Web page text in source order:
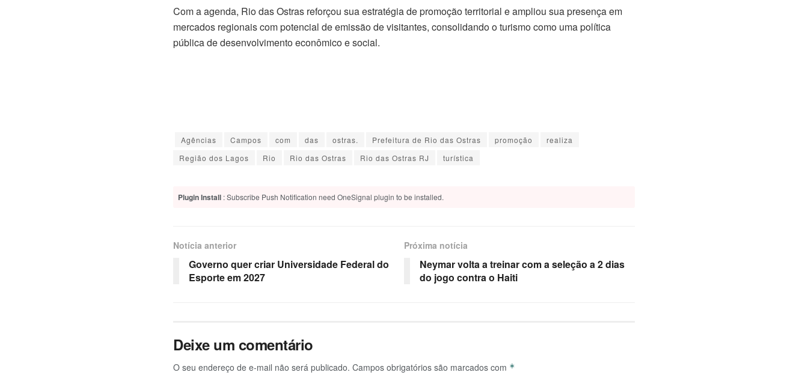
Com a agenda, Rio das Ostras reforçou sua estratégia de promoção territorial e ampliou sua presença em
mercados regionais com potencial de emissão de visitantes, consolidando o turismo como uma política
pública de desenvolvimento econômico e social.
Agências Campos com das ostras. Prefeitura de Rio das Ostras promoção
realiza
Região dos Lagos
Rio Rio das Ostras Rio das Ostras RJ turística
Plugin Install : Subscribe Push Notification need OneSignal plugin to be installed.
Notícia anterior
Governo quer criar Universidade Federal do
Esporte em 2027
Próxima notícia
Neymar volta a treinar com a seleção a 2 dias
do jogo contra o Haiti
Deixe um comentário
O seu endereço de e-mail não será publicado. Campos obrigatórios são marcados com *